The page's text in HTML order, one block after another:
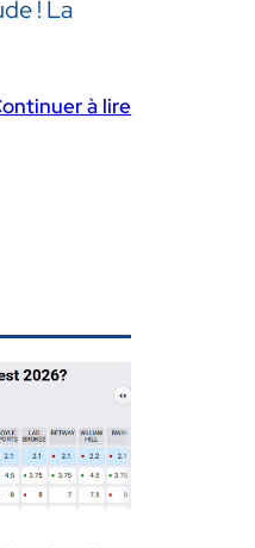
! La
à lire